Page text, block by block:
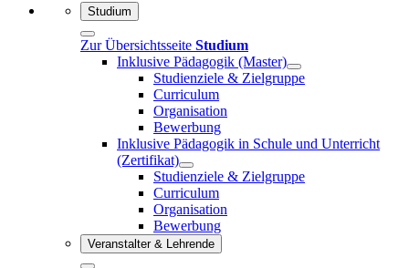
Studium
Zur Übersichtsseite Studium
Inklusive Pädagogik (Master)
Studienziele & Zielgruppe
Curriculum
Organisation
Bewerbung
Inklusive Pädagogik in Schule und Unterricht
(Zertifikat)
Studienziele & Zielgruppe
Curriculum
Organisation
Bewerbung
Veranstalter & Lehrende